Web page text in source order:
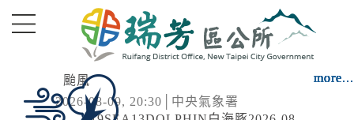
颱風
2026-08-09, 20:30│中央氣象署
more...
more...
more...
more...
more...
more...
more...
more...
more...
more...
more...
more...
more...